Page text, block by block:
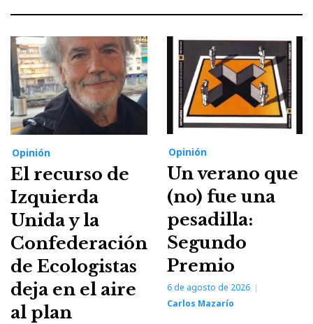
Opinión
El recurso de
Izquierda
Unida y la
Confederación
de Ecologistas
deja en el aire
al plan
Opinión
Un verano que
(no) fue una
pesadilla:
Segundo
Premio
6 de agosto de 2026
Carlos Mazarío